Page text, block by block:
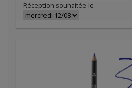
Réception souhaitée le